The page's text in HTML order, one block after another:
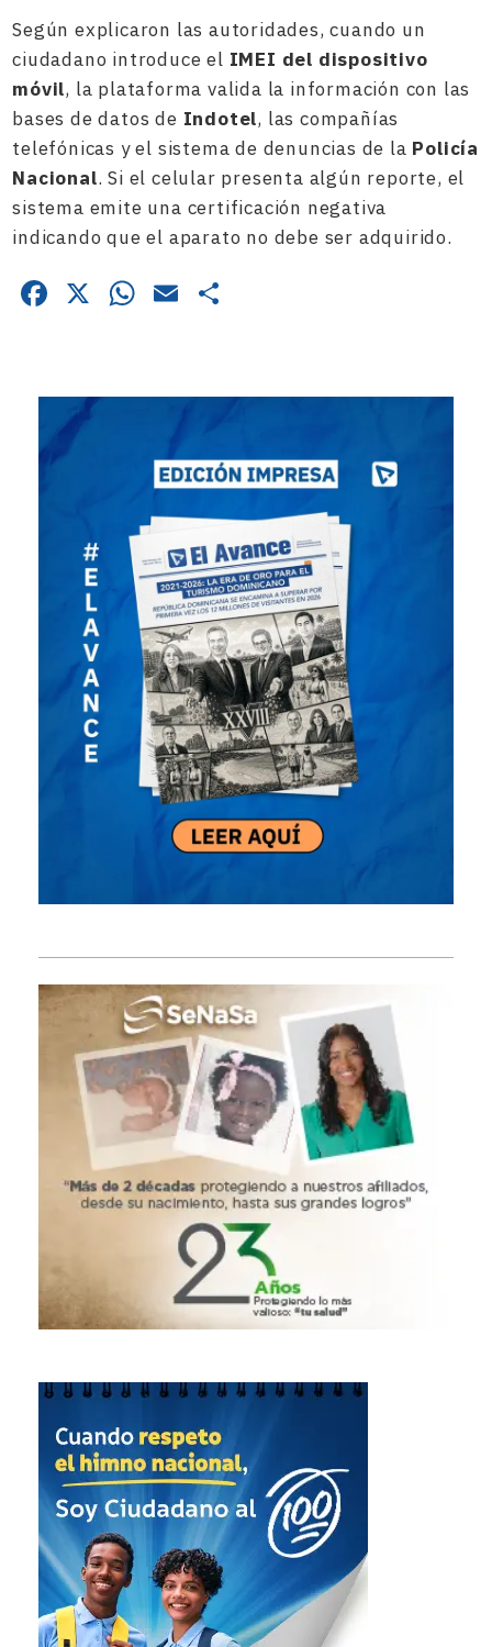
Según explicaron las autoridades, cuando un
ciudadano introduce el IMEI del dispositivo
móvil, la plataforma valida la información con las
bases de datos de Indotel, las compañías
telefónicas y el sistema de denuncias de la Policía
Nacional. Si el celular presenta algún reporte, el
sistema emite una certificación negativa
indicando que el aparato no debe ser adquirido.
Facebook
X WhatsApp
Email